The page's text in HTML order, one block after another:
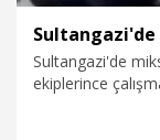
Sultangazi'de
ekiplerince